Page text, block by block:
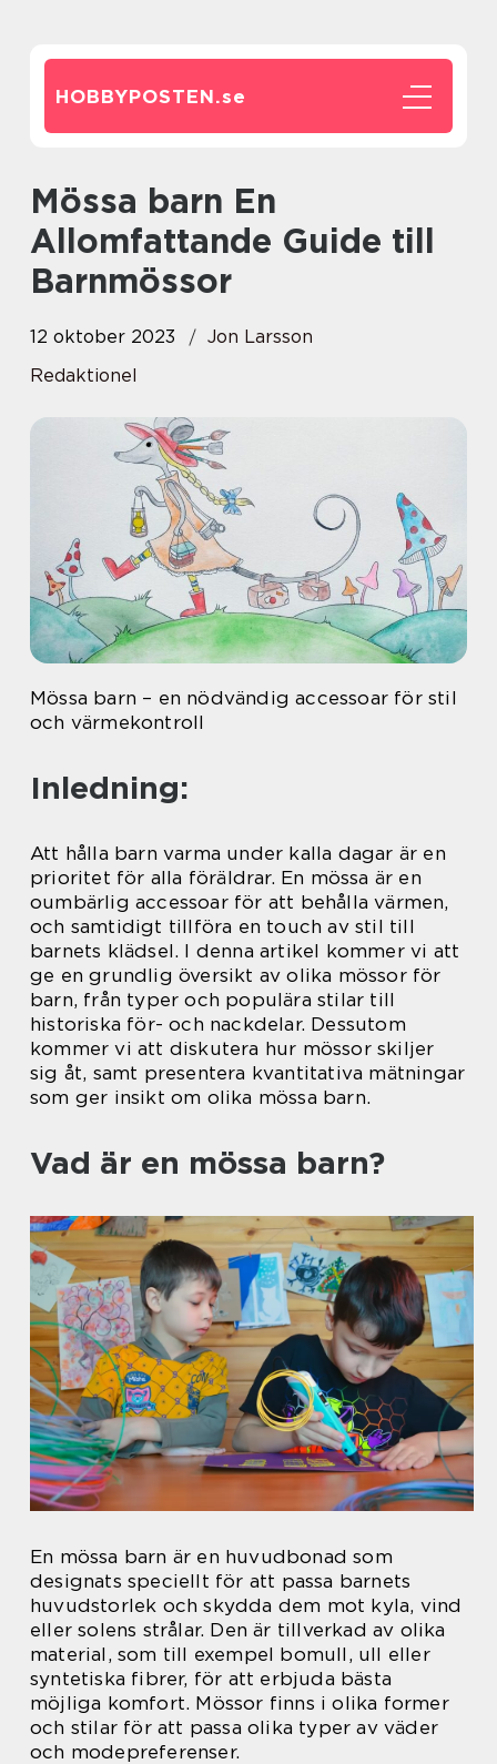
HOBBYPOSTEN.se
Mössa barn En
Allomfattande Guide till
Barnmössor
12 oktober 2023
Jon Larsson
Redaktionel
Mössa barn – en nödvändig accessoar för stil
och värmekontroll
Inledning:
Att hålla barn varma under kalla dagar är en
prioritet för alla föräldrar. En mössa är en
oumbärlig accessoar för att behålla värmen,
och samtidigt tillföra en touch av stil till
barnets klädsel. I denna artikel kommer vi att
ge en grundlig översikt av olika mössor för
barn, från typer och populära stilar till
historiska för- och nackdelar. Dessutom
kommer vi att diskutera hur mössor skiljer
sig åt, samt presentera kvantitativa mätningar
som ger insikt om olika mössa barn.
Vad är en mössa barn?
En mössa barn är en huvudbonad som
designats speciellt för att passa barnets
huvudstorlek och skydda dem mot kyla, vind
eller solens strålar. Den är tillverkad av olika
material, som till exempel bomull, ull eller
syntetiska fibrer, för att erbjuda bästa
möjliga komfort. Mössor finns i olika former
och stilar för att passa olika typer av väder
och modepreferenser.